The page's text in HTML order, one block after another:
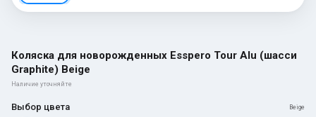
Коляска для новорожденных Esspero Tour Alu (шасси
Graphite) Beige
Наличие уточняйте
Выбор цвета Beige